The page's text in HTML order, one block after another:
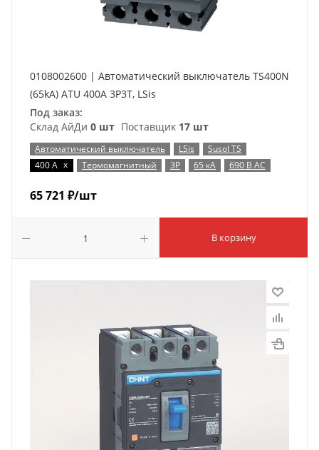
0108002600 | Автоматический выключатель TS400N
(65kA) ATU 400A 3P3T, LSis
Под заказ:
Склад АйДи 0 шт Поставщик 17 шт
Автоматический выключатель LSis
Susol TS
400 А x Термомагнитный 3P 65 кА 690 В AC
65 721 ₽/шт
В корзину